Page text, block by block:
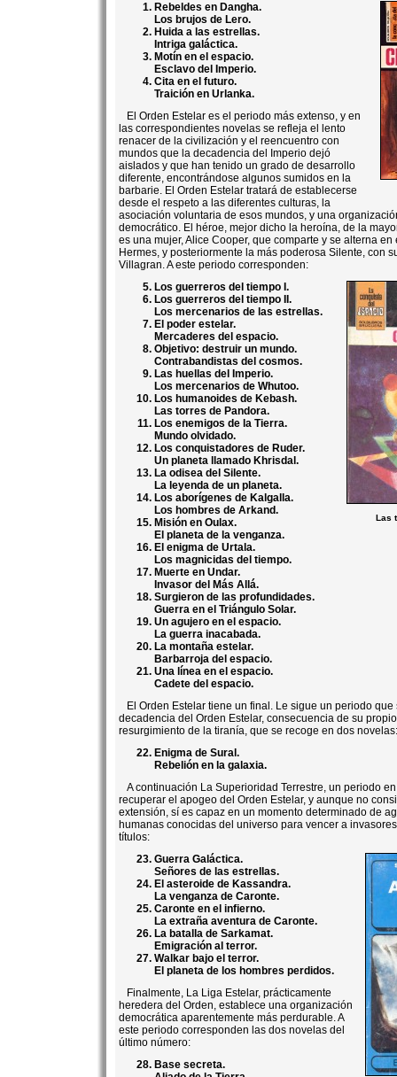
Rebeldes en Dangha.
Los brujos de Lero.
Huida a las estrellas.
Intriga galáctica.
Motín en el espacio.
Esclavo del Imperio.
Cita en el futuro.
Traición en Urlanka.
El Orden Estelar es el periodo más extenso, y en
las correspondientes novelas se refleja el lento
renacer de la civilización y el reencuentro con
mundos que la decadencia del Imperio dejó
aislados y que han tenido un grado de desarrollo
diferente, encontrándose algunos sumidos en la
barbarie. El Orden Estelar tratará de establecerse
desde el respeto a las diferentes culturas, la
asociación voluntaria de esos mundos, y una
democrático. El héroe, mejor dicho la heroína, de la
es una mujer, Alice Cooper, que comparte y se alterna
Hermes, y posteriormente la más poderosa Silente, con
Villagran. A este periodo corresponden:
Las
Los guerreros del tiempo I.
Los guerreros del tiempo II.
Los mercenarios de las estrellas.
El poder estelar.
Mercaderes del espacio.
Objetivo: destruir un mundo.
Contrabandistas del cosmos.
Las huellas del Imperio.
Los mercenarios de Whutoo.
Los humanoides de Kebash.
Las torres de Pandora.
Los enemigos de la Tierra.
Mundo olvidado.
Los conquistadores de Ruder.
Un planeta llamado Khrisdal.
La odisea del Silente.
La leyenda de un planeta.
Los aborígenes de Kalgalla.
Los hombres de Arkand.
Misión en Oulax.
El planeta de la venganza.
El enigma de Urtala.
Los magnicidas del tiempo.
Muerte en Undar.
Invasor del Más Allá.
Surgieron de las profundidades.
Guerra en el Triángulo Solar.
Un agujero en el espacio.
La guerra inacabada.
La montaña estelar.
Barbarroja del espacio.
Una línea en el espacio.
Cadete del espacio.
El Orden Estelar tiene un final. Le sigue un periodo que
decadencia del Orden Estelar, consecuencia de su
resurgimiento de la tiranía, que se recoge en dos novelas:
Enigma de Sural.
Rebelión en la galaxia.
A continuación La Superioridad Terrestre, un periodo
recuperar el apogeo del Orden Estelar, y aunque no
extensión, sí es capaz en un momento determinado de
humanas conocidas del universo para vencer a
títulos:
Guerra Galáctica.
Señores de las estrellas.
El asteroide de Kassandra.
La venganza de Caronte.
Caronte en el infierno.
La extraña aventura de Caronte.
La batalla de Sarkamat.
Emigración al terror.
Walkar bajo el terror.
El planeta de los hombres perdidos.
Finalmente, La Liga Estelar, prácticamente
heredera del Orden, establece una organización
democrática aparentemente más perdurable. A
este periodo corresponden las dos novelas del
último número:
Base secreta.